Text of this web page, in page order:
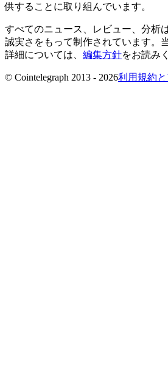
供することに取り組んでいます。
すべてのニュース、レビュー、分析
誠実さをもって制作されています。
詳細については、 編集方針をお読み
© Cointelegraph 2013 - 2026利用規約